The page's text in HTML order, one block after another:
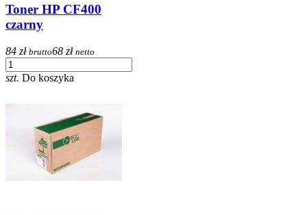
Toner HP CF400
czarny
84 zł brutto68 zł netto
szt. Do koszyka